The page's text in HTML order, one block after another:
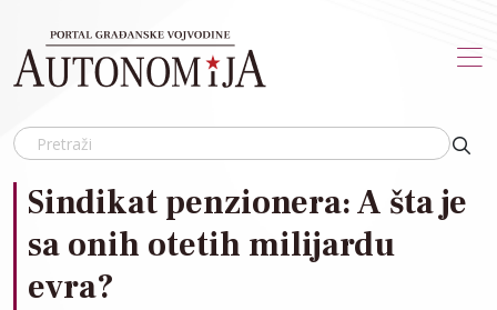
Sindikat penzionera: A šta je
sa onih otetih milijardu
evra?